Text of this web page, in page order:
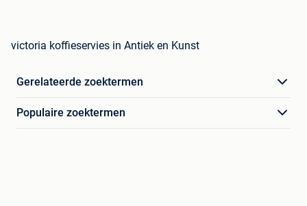
victoria koffieservies in Antiek en Kunst
Gerelateerde zoektermen
Populaire zoektermen